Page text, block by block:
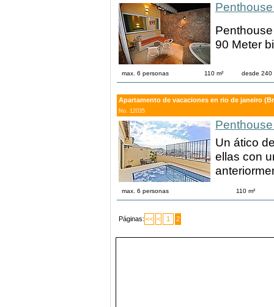
90 Meter
max. 6 personas 110 m² desde 240
Apartamento de vacaciones en rio de janeiro
No. 12035
Un ático
ellas con
max. 6 personas 110 m²
Páginas: << < 1 2